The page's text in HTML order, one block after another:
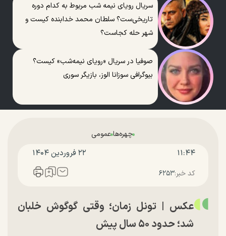
سریال رویای نیمه شب مربوط به کدام دوره
تاریخی‌ست؟ سلطان محمد خدابنده کیست و
شهر حله کجاست؟
صوفیا در سریال «رویای نیمه‌شب» کیست؟
بیوگرافی سوزانا الوز، بازیگر سوری
چهره‌هاعمومی
۱۱:۴۴ ۲۲ فروردين ۱۴۰۴
کد خبر:۶۲۵۳
عکس | تونل زمان؛ وقتی گوگوش خلبان
شد؛ حدود ۵۰ سال پیش